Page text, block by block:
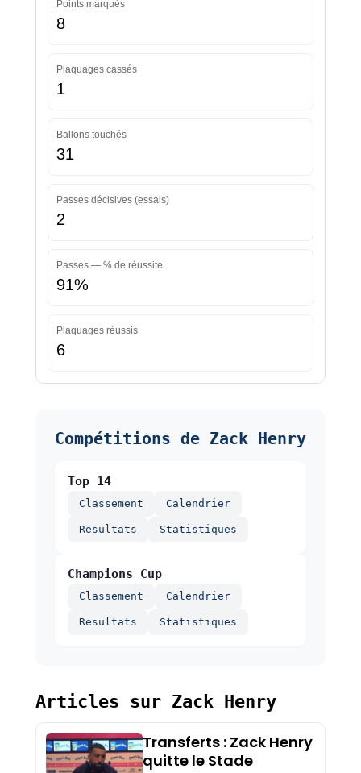
Points marqués
8
Plaquages cassés
1
Ballons touchés
31
Passes décisives (essais)
2
Passes — % de réussite
91%
Plaquages réussis
6
Compétitions de Zack Henry
Top 14
Classement Calendrier
Resultats Statistiques
Champions Cup
Classement Calendrier
Resultats Statistiques
Articles sur Zack Henry
Transferts : Zack Henry
quitte le Stade